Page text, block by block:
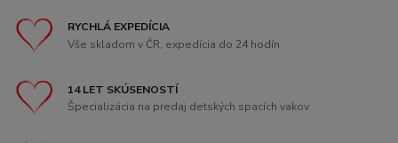
RYCHLÁ EXPEDÍCIA
Vše skladom v ČR, expedícia do 24 hodín
14 LET SKÚSENOSTÍ
Špecializácia na predaj detských spacích vakov